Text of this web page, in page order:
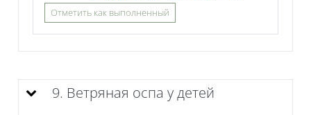
Отметить как выполненный
9. Ветряная оспа у детей